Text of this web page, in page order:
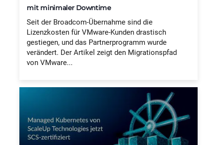
mit minimaler Downtime
Seit der Broadcom-Übernahme sind die
Lizenzkosten für VMware-Kunden drastisch
gestiegen, und das Partnerprogramm wurde
verändert. Der Artikel zeigt den Migrationspfad
von VMware...